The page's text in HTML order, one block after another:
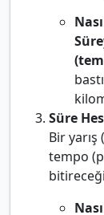
Süre
Bir
tempo